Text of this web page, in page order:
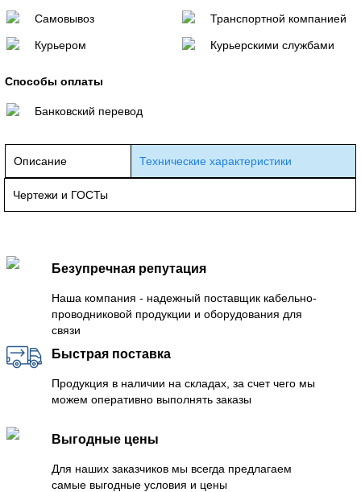
Самовывоз
Курьером
Транспортной компанией
Курьерскими службами
Способы оплаты
Банковский перевод
Описание Технические характеристики
Чертежи и ГОСТы
Безупречная репутация
Наша компания - надежный поставщик кабельно-
проводниковой продукции и оборудования для
связи
Быстрая поставка
Продукция в наличии на складах, за счет чего мы
можем оперативно выполнять заказы
Выгодные цены
Для наших заказчиков мы всегда предлагаем
самые выгодные условия и цены